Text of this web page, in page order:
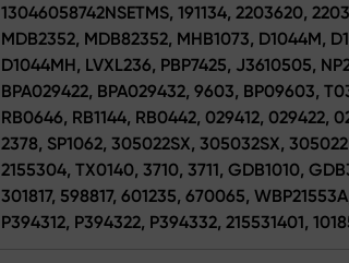
13046058742NSETMS, 191134, 2203620,
MDB2352, MDB82352, MHB1073, D1044M,
D1044MH, LVXL236, PBP7425, J3610505,
BPA029422, BPA029432, 9603, BP09603,
RB0646, RB1144, RB0442, 029412, 029422,
2378, SP1062, 305022SX, 305032SX,
2155304, TX0140, 3710, 3711, GDB1010,
301817, 598817, 601235, 670065,
P394312, P394322, P394332, 215531401,